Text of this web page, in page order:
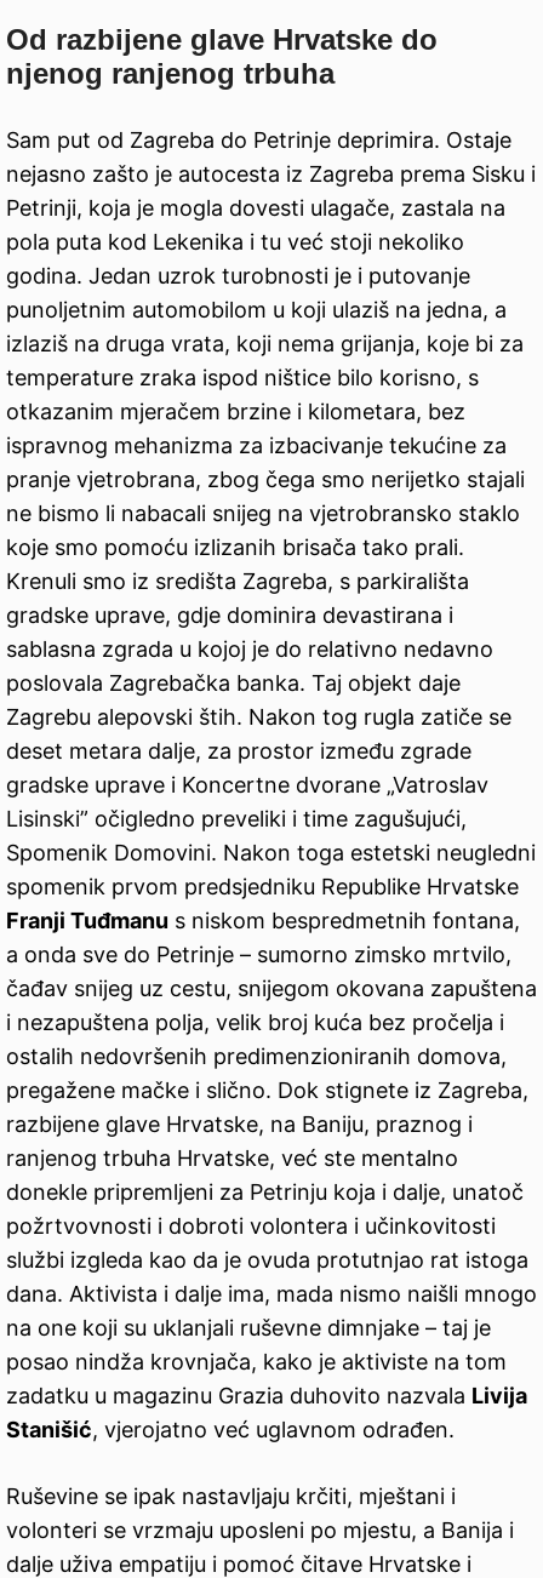
Od razbijene glave Hrvatske do
njenog ranjenog trbuha
Sam put od Zagreba do Petrinje deprimira. Ostaje
nejasno zašto je autocesta iz Zagreba prema Sisku i
Petrinji, koja je mogla dovesti ulagače, zastala na
pola puta kod Lekenika i tu već stoji nekoliko
godina. Jedan uzrok turobnosti je i putovanje
punoljetnim automobilom u koji ulaziš na jedna, a
izlaziš na druga vrata, koji nema grijanja, koje bi za
temperature zraka ispod ništice bilo korisno, s
otkazanim mjeračem brzine i kilometara, bez
ispravnog mehanizma za izbacivanje tekućine za
pranje vjetrobrana, zbog čega smo nerijetko stajali
ne bismo li nabacali snijeg na vjetrobransko staklo
koje smo pomoću izlizanih brisača tako prali.
Krenuli smo iz središta Zagreba, s parkirališta
gradske uprave, gdje dominira devastirana i
sablasna zgrada u kojoj je do relativno nedavno
poslovala Zagrebačka banka. Taj objekt daje
Zagrebu alepovski štih. Nakon tog rugla zatiče se
deset metara dalje, za prostor između zgrade
gradske uprave i Koncertne dvorane „Vatroslav
Lisinski” očigledno preveliki i time zagušujući,
Spomenik Domovini. Nakon toga estetski neugledni
spomenik prvom predsjedniku Republike Hrvatske
Franji Tuđmanu s niskom bespredmetnih fontana,
a onda sve do Petrinje – sumorno zimsko mrtvilo,
čađav snijeg uz cestu, snijegom okovana zapuštena
i nezapuštena polja, velik broj kuća bez pročelja i
ostalih nedovršenih predimenzioniranih domova,
pregažene mačke i slično. Dok stignete iz Zagreba,
razbijene glave Hrvatske, na Baniju, praznog i
ranjenog trbuha Hrvatske, već ste mentalno
donekle pripremljeni za Petrinju koja i dalje, unatoč
požrtvovnosti i dobroti volontera i učinkovitosti
službi izgleda kao da je ovuda protutnjao rat istoga
dana. Aktivista i dalje ima, mada nismo naišli mnogo
na one koji su uklanjali ruševne dimnjake – taj je
posao nindža krovnjača, kako je aktiviste na tom
zadatku u magazinu Grazia duhovito nazvala Livija
Stanišić, vjerojatno već uglavnom odrađen.
Ruševine se ipak nastavljaju krčiti, mještani i
volonteri se vrzmaju uposleni po mjestu, a Banija i
dalje uživa empatiju i pomoć čitave Hrvatske i